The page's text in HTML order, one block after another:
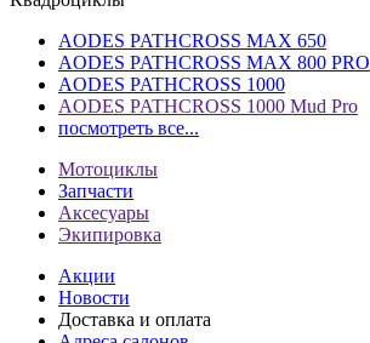
AODES PATHCROSS MAX 650
AODES PATHCROSS MAX 800 PRO
AODES PATHCROSS 1000
AODES PATHCROSS 1000 Mud Pro
посмотреть все...
Мотоциклы
Запчасти
Аксесуары
Экипировка
Акции
Новости
Доставка и оплата